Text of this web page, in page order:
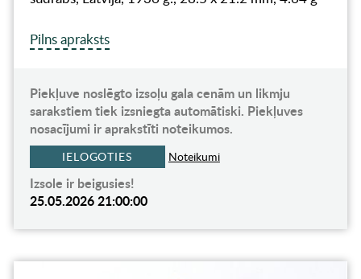
Pilns apraksts
Piekļuve noslēgto izsoļu gala cenām un likmju
sarakstiem tiek izsniegta automātiski. Piekļuves
nosacījumi ir aprakstīti noteikumos.
IELOGOTIES Noteikumi
Izsole ir beigusies!
25.05.2026 21:00:00